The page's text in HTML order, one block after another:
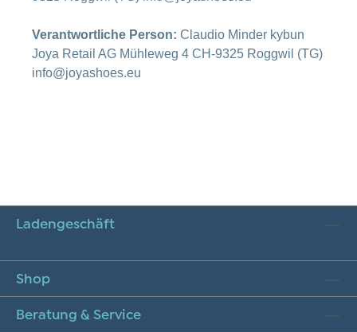
Verantwortliche Person: Claudio Minder kybun
Joya Retail AG Mühleweg 4 CH-9325 Roggwil (TG)
info@joyashoes.eu
Ladengeschäft
Shop
Beratung & Service